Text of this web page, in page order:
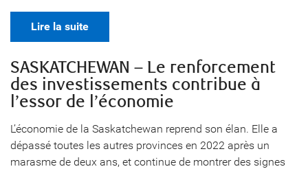
Lire la suite
SASKATCHEWAN – Le renforcement
des investissements contribue à
l’essor de l’économie
L’économie de la Saskatchewan reprend son élan. Elle a
dépassé toutes les autres provinces en 2022 après un
marasme de deux ans, et continue de montrer des signes